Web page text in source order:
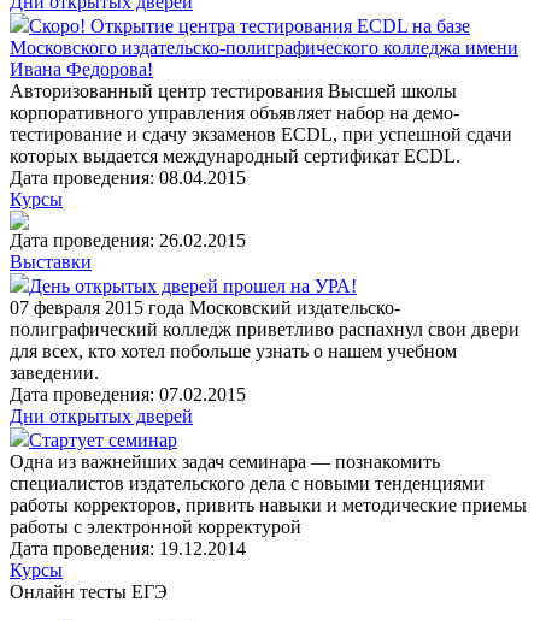
Скоро! Открытие центра тестирования ECDL на базе
Московского издательско-полиграфического колледжа имени
Ивана Федорова!
Авторизованный центр тестирования Высшей школы
корпоративного управления объявляет набор на демо-
тестирование и сдачу экзаменов ECDL, при успешной сдачи
которых выдается международный сертификат EСDL.
Дата проведения: 08.04.2015
Курсы
Дата проведения: 26.02.2015
Выставки
День открытых дверей прошел на УРА!
07 февраля 2015 года Московский издательско-
полиграфический колледж приветливо распахнул свои двери
для всех, кто хотел побольше узнать о нашем учебном
заведении.
Дата проведения: 07.02.2015
Дни открытых дверей
Стартует семинар
Одна из важнейших задач семинара — познакомить
специалистов издательского дела с новыми тенденциями
работы корректоров, привить навыки и методические приемы
работы с электронной корректурой
Дата проведения: 19.12.2014
Курсы
Онлайн тесты ЕГЭ